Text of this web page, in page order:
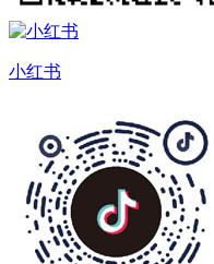
小红书